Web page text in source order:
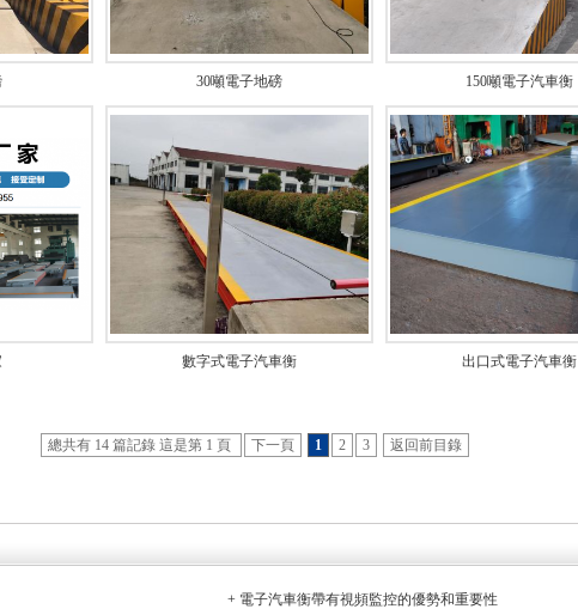
30噸電子地磅 150噸電子汽車衡
數字式電子汽車衡 出口式電子汽車衡
總共有 14 篇記錄 這是第 1 頁 下一頁 1 2 3 返回前目錄
+ 電子汽車衡帶有視頻監控的優勢和重要性